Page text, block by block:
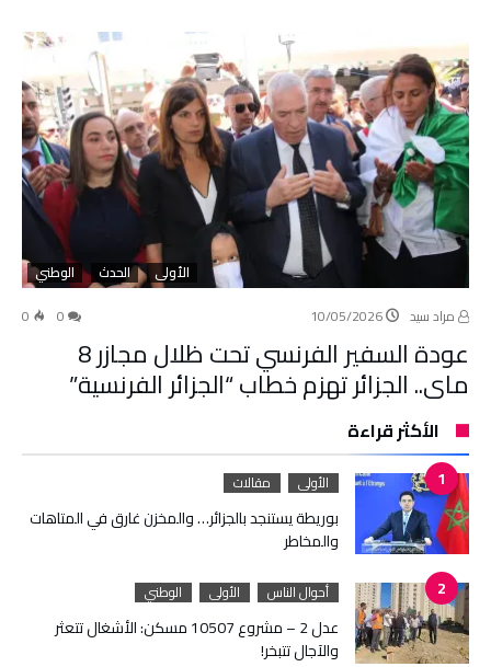
الأولى الحدث
الوطني
مراد سيد
10/05/2026
0
عودة السفير الفرنسي تحت ظلال مجازر 8
ماي.. الجزائر تهزم خطاب “الجزائر الفرنسية”
الأكثر قراءة
الأولى مقالات
بوريطة يستنجد بالجزائر… والمخزن غارق في المتاهات
والمخاطر
أحوال الناس الأولى الوطني
عدل 2 – مشروع 10507 مسكن: الأشغال تتعثر
والآجال تتبخر!